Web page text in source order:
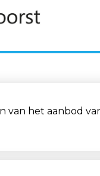
het aanbod